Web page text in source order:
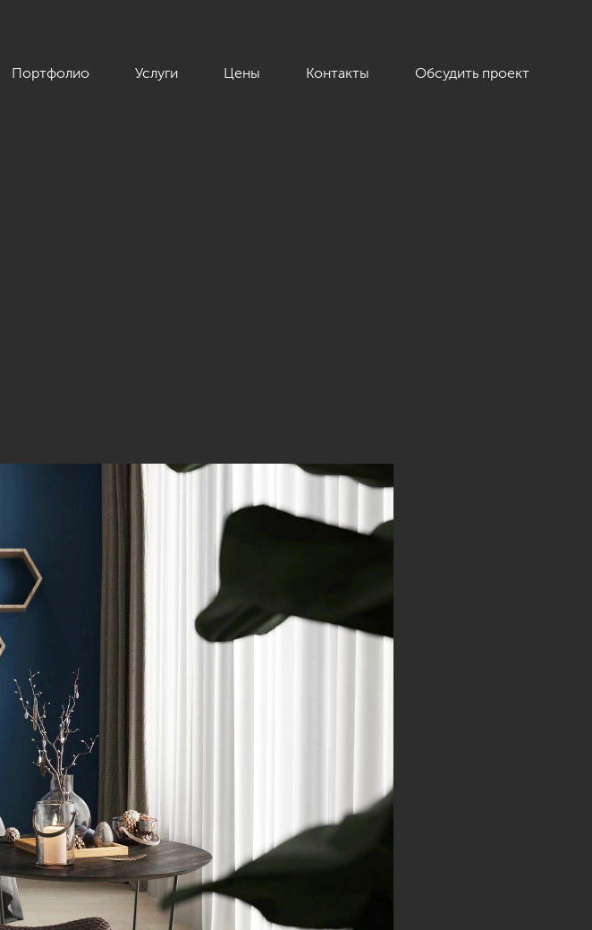
Портфолио Услуги Цены Контакты Обсудить проект